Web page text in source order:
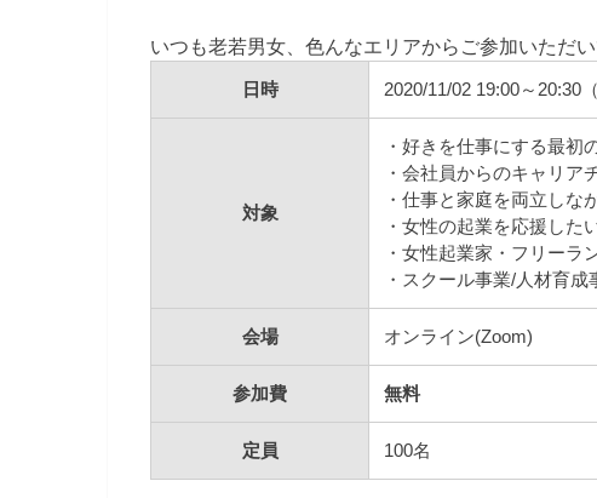
いつも老若男女、色んなエリアからご参加いただ
日時 2020/11/02 19:00～20:30
対象
・好きを仕事にする最初
・会社員からのキャリア
・仕事と家庭を両立しな
・女性の起業を応援した
・女性起業家・フリーラ
・スクール事業/人材育
会場 オンライン(Zoom)
参加費 無料
定員 100名